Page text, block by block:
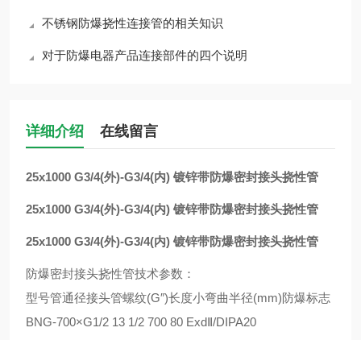
不锈钢防爆挠性连接管的相关知识
对于防爆电器产品连接部件的四个说明
详细介绍 在线留言
25x1000 G3/4(外)-G3/4(内) 镀锌带防爆密封接头挠性管
25x1000 G3/4(外)-G3/4(内) 镀锌带防爆密封接头挠性管
25x1000 G3/4(外)-G3/4(内) 镀锌带防爆密封接头挠性管
防爆密封接头挠性管技术参数：
型号管通径接头管螺纹(G″)长度小弯曲半径(mm)防爆标志
BNG-700×G1/2 13 1/2 700 80 ExdⅡ/DIPA20